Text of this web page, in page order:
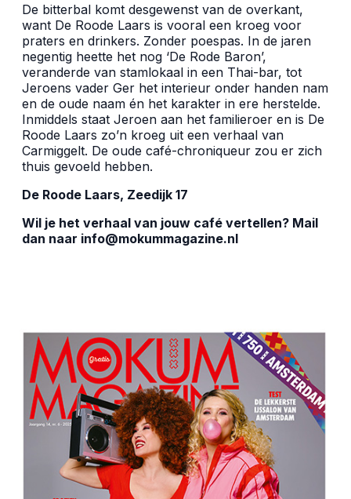
De bitterbal komt desgewenst van de overkant,
want De Roode Laars is vooral een kroeg voor
praters en drinkers. Zonder poespas. In de jaren
negentig heette het nog ‘De Rode Baron’,
veranderde van stamlokaal in een Thai-bar, tot
Jeroens vader Ger het interieur onder handen nam
en de oude naam én het karakter in ere herstelde.
Inmiddels staat Jeroen aan het familieroer en is De
Roode Laars zo’n kroeg uit een verhaal van
Carmiggelt. De oude café-chroniqueur zou er zich
thuis gevoeld hebben.
De Roode Laars, Zeedijk 17
Wil je het verhaal van jouw café vertellen? Mail
dan naar info@mokummagazine.nl